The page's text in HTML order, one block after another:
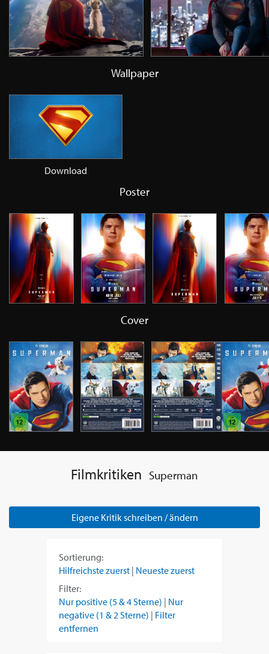
Wallpaper
Download
Poster
Cover
Filmkritiken Superman
Eigene Kritik schreiben / ändern
Sortierung:
Hilfreichste zuerst | Neueste zuerst
Filter:
Nur positive (5 & 4 Sterne) | Nur
negative (1 & 2 Sterne) | Filter
entfernen